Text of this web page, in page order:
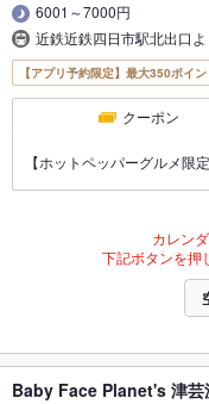
6001～7000円
近鉄近鉄四日市駅北出口
【アプリ予約限定】最大350ポイ
クーポン
【ホットペッパーグルメ限
カレン
下記ボタンを押
Baby Face Planet's 津芸